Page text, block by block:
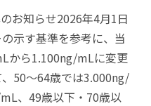
お知らせ2026年4月1日
示す基準を参考に、当
から1.100ng/mLに変更
50～64歳では3.000ng/
、49歳以下・70歳以